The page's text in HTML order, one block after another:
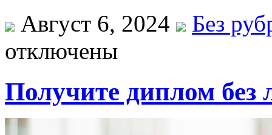
Август 6, 2024
Без
отключены
Получите диплом без